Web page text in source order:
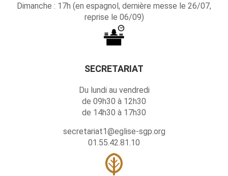
Dimanche : 17h (en espagnol, dernière messe le 26/07,
reprise le 06/09)
SECRETARIAT
Du lundi au vendredi
de 09h30 à 12h30
de 14h30 à 17h30
secretariat1@eglise-sgp.org
01.55.42.81.10